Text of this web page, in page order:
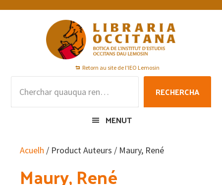
Skip
Skip
Skip
Retorn au site de l'IEO Lemosin
RECHERCHA
MENUT
Acuelh / Product Auteurs / Maury, René
Maury, René